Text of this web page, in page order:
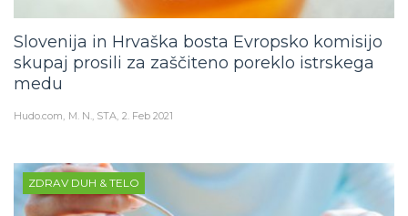
Slovenija in Hrvaška bosta Evropsko komisijo
skupaj prosili za zaščiteno poreklo istrskega
medu
Hudo.com M. N., STA 2. Feb 2021
ZDRAV DUH & TELO